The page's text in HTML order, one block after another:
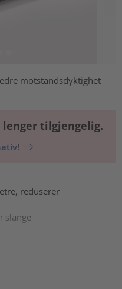
motstandsdyktighet
tilgjengelig.
reduserer
slange